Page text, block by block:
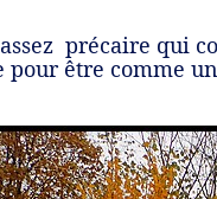
précaire qui
pour être comme